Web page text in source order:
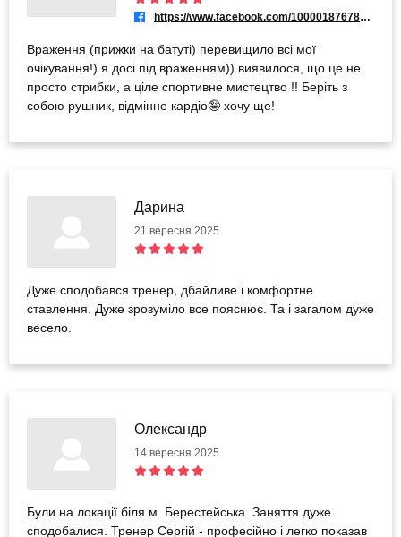
https://www.facebook.com/100001876787235
Враження (прижки на батуті) перевищило всі мої
очікування!) я досі під враженням)) виявилося, що це не
просто стрибки, а ціле спортивне мистецтво !! Беріть з
собою рушник, відмінне кардіо🤪 хочу ще!
Дарина
21 вересня 2025
Дуже сподобався тренер, дбайливе і комфортне
ставлення. Дуже зрозуміло все пояснює. Та і загалом дуже
весело.
Олександр
14 вересня 2025
Були на локації біля м. Берестейська. Заняття дуже
сподобалися. Тренер Сергій - професійно і легко показав